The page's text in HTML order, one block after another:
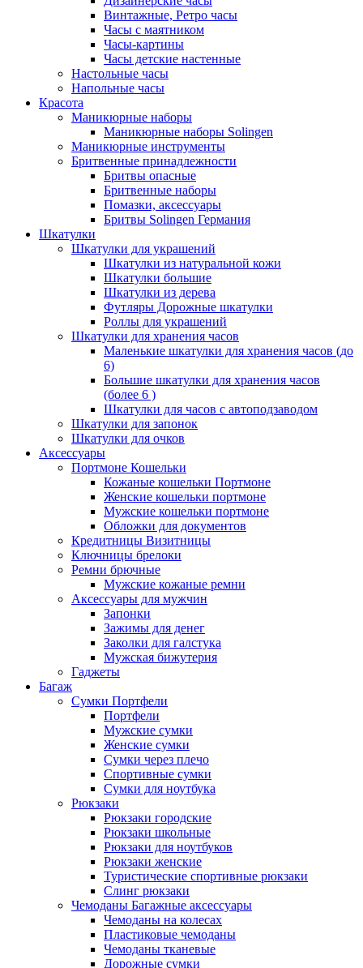
Винтажные, Ретро часы
Часы с маятником
Часы-картины
Часы детские настенные
Настольные часы
Напольные часы
Красота
Маникюрные наборы
Маникюрные наборы Solingen
Маникюрные инструменты
Бритвенные принадлежности
Бритвы опасные
Бритвенные наборы
Помазки, аксессуары
Бритвы Solingen Германия
Шкатулки
Шкатулки для украшений
Шкатулки из натуральной кожи
Шкатулки большие
Шкатулки из дерева
Футляры Дорожные шкатулки
Роллы для украшений
Шкатулки для хранения часов
Маленькие шкатулки для хранения часов (до
6)
Большие шкатулки для хранения часов
(более 6 )
Шкатулки для часов с автоподзаводом
Шкатулки для запонок
Шкатулки для очков
Аксессуары
Портмоне Кошельки
Кожаные кошельки Портмоне
Женские кошельки портмоне
Мужские кошельки портмоне
Обложки для документов
Кредитницы Визитницы
Ключницы брелоки
Ремни брючные
Мужские кожаные ремни
Аксессуары для мужчин
Запонки
Зажимы для денег
Заколки для галстука
Мужская бижутерия
Гаджеты
Багаж
Сумки Портфели
Портфели
Мужские сумки
Женские сумки
Сумки через плечо
Спортивные сумки
Сумки для ноутбука
Рюкзаки
Рюкзаки городские
Рюкзаки школьные
Рюкзаки для ноутбуков
Рюкзаки женские
Туристические спортивные рюкзаки
Слинг рюкзаки
Чемоданы Багажные аксессуары
Чемоданы на колесах
Пластиковые чемоданы
Чемоданы тканевые
Дорожные сумки